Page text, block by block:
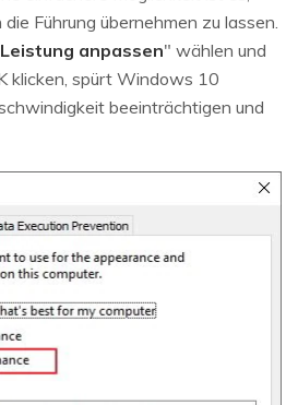
Führung übernehmen zu lassen.
anpassen" wählen und
klicken, spürt Windows 10
beeinträchtigen und